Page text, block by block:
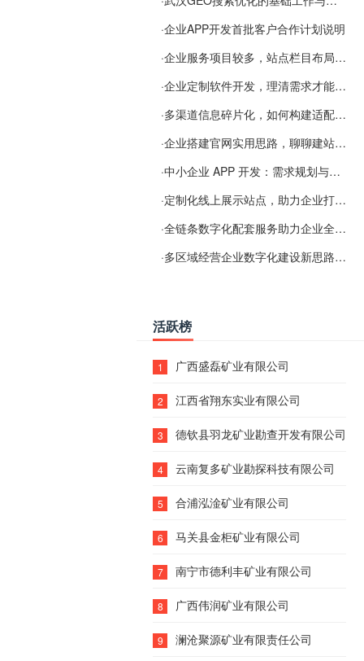
·企业APP开发首批客户合作计划说明
·企业服务项目较多，站点栏目布局规划参考思路
·企业定制软件开发，理清需求才能提升数字化落地效率
·多渠道信息碎片化，如何构建适配 AI 检索的品牌信息源
·企业搭建官网实用思路，聊聊建站容易忽视的问题
·中小企业 APP 开发：需求规划与项目落地避坑经验分享
·定制化线上展示站点，助力企业打通线上经营渠道
·全链条数字化配套服务助力企业全域线上经营
·多区域经营企业数字化建设新思路：多端载体与地域检索一体化落地思路分享
活跃榜
1 广西盛磊矿业有限公司
2 江西省翔东实业有限公司
3 德钦县羽龙矿业勘查开发有限公司
4 云南复多矿业勘探科技有限公司
5 合浦泓淦矿业有限公司
6 马关县金柜矿业有限公司
7 南宁市德利丰矿业有限公司
8 广西伟润矿业有限公司
9 澜沧聚源矿业有限责任公司